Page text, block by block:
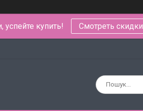
купить! Смотреть скидки